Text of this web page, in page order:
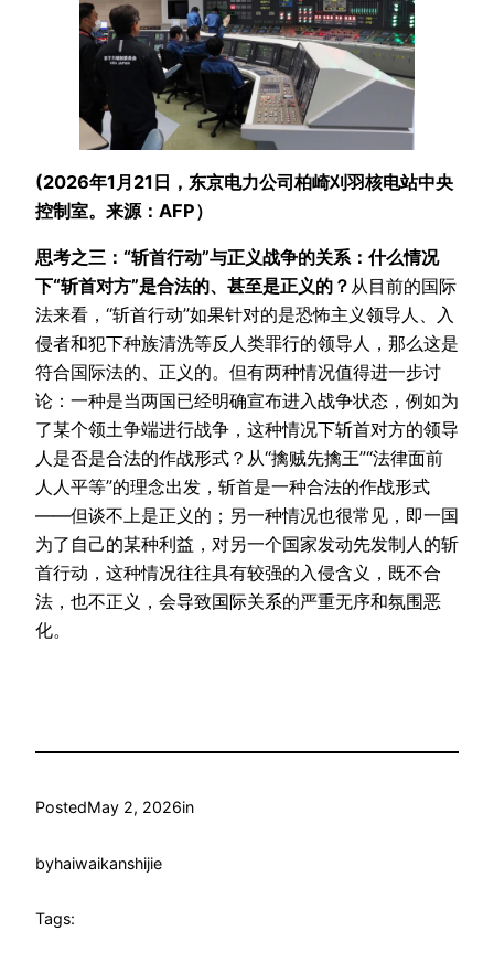
(2026年1月21日，东京电力公司柏崎刈羽核电站中央
控制室。来源：AFP）
思考之三：“斩首行动”与正义战争的关系：什么情况
下“斩首对方”是合法的、甚至是正义的？ 从目前的国际
法来看，“斩首行动”如果针对的是恐怖主义领导人、入
侵者和犯下种族清洗等反人类罪行的领导人，那么这是
符合国际法的、正义的。但有两种情况值得进一步讨
论：一种是当两国已经明确宣布进入战争状态，例如为
了某个领土争端进行战争，这种情况下斩首对方的领导
人是否是合法的作战形式？从“擒贼先擒王”“法律面前
人人平等”的理念出发，斩首是一种合法的作战形式
——但谈不上是正义的；另一种情况也很常见，即一国
为了自己的某种利益，对另一个国家发动先发制人的斩
首行动，这种情况往往具有较强的入侵含义，既不合
法，也不正义，会导致国际关系的严重无序和氛围恶
化。
PostedMay 2, 2026in
byhaiwaikanshijie
Tags: